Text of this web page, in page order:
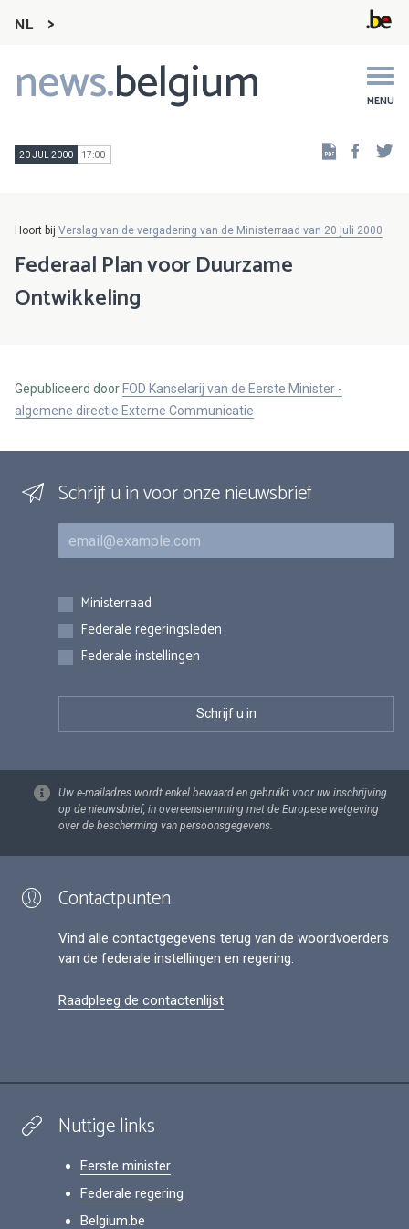
NL
news.belgium MENU
Main
navigation
20 JUL 2000 17:00
Hoort bij Verslag van de vergadering van de Ministerraad van 20 juli 2000
Federaal Plan voor Duurzame
Ontwikkeling
Gepubliceerd door FOD Kanselarij van de Eerste Minister -
algemene directie Externe Communicatie
Schrijf u in voor onze nieuwsbrief
E-mail
Inschrijvingen
Ministerraad
Federale regeringsleden
Federale instellingen
Uw e-mailadres wordt enkel bewaard en gebruikt voor uw inschrijving
op de nieuwsbrief, in overeenstemming met de Europese wetgeving
over de bescherming van persoonsgegevens.
Contactpunten
Vind alle contactgegevens terug van de woordvoerders
van de federale instellingen en regering.
Raadpleeg de contactenlijst
Nuttige links
Eerste minister
Federale regering
Belgium.be